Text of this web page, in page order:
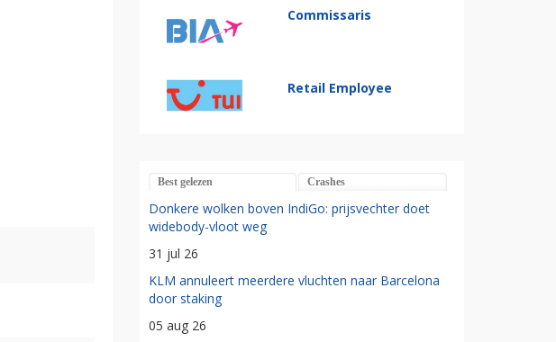
Commissaris
Retail Employee
Best gelezen Crashes
Donkere wolken boven IndiGo: prijsvechter doet
widebody-vloot weg
31 jul 26
KLM annuleert meerdere vluchten naar Barcelona
door staking
05 aug 26